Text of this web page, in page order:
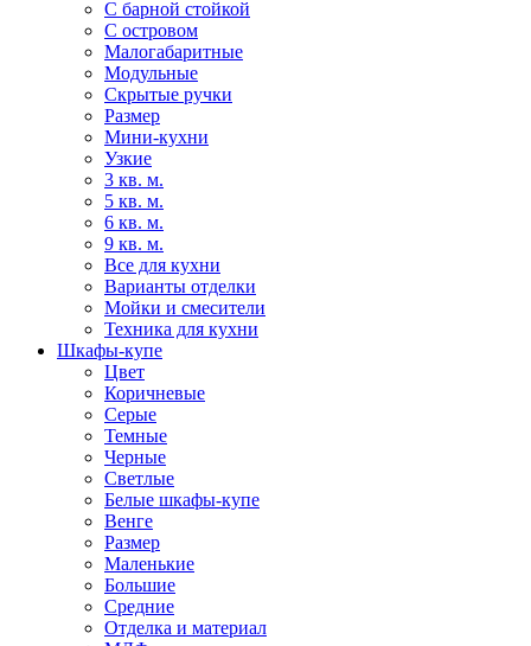
С барной стойкой
С островом
Малогабаритные
Модульные
Скрытые ручки
Размер
Мини-кухни
Узкие
3 кв. м.
5 кв. м.
6 кв. м.
9 кв. м.
Все для кухни
Варианты отделки
Мойки и смесители
Техника для кухни
Шкафы-купе
Цвет
Коричневые
Серые
Темные
Черные
Светлые
Белые шкафы-купе
Венге
Размер
Маленькие
Большие
Средние
Отделка и материал